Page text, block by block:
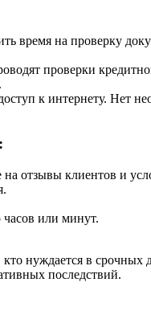
время на проверку
проверки
к интернету. Нет
клиентов и
часов или минут.
нуждается в
последствий.